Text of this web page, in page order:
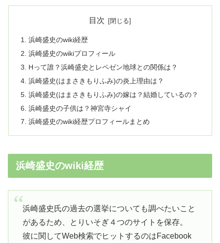
目次
浜崎盛史のwiki経歴
浜崎盛史のwikiプロフィール
Hって誰？浜崎盛史とレペゼン地球との関係は？
浜崎盛史(はまさきもりふみ)の炎上理由は？
浜崎盛史(はまさきもりふみ)の嫁は？結婚しているの？
浜崎盛史の子供は？神宮寺シャイ
浜崎盛史のwiki経歴プロフィールまとめ
浜崎盛史のwiki経歴
浜崎盛史氏の過去の選挙についても調べたいこと
があるため、とりいそぎ４つのサイトを保存。
彼に関してWeb検索でヒットするのはFacebook